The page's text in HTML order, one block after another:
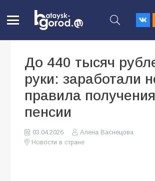
До 440 тысяч
руки: заработали
правила получения
пенсии
03.04.2026
Алена Васнецова
Новости в стране